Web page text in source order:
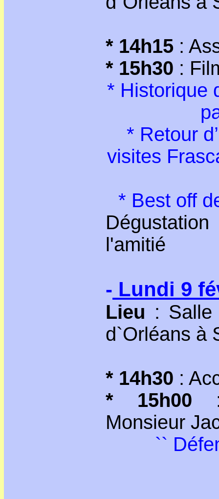
* 14h15 :
* 15h30 :
* Historique
* Retour
visites
* Best off
l'amitié
- Lundi 9
Lieu :
d`Orléans à
* 14h30 :
* 15h00 :
Monsieur
``